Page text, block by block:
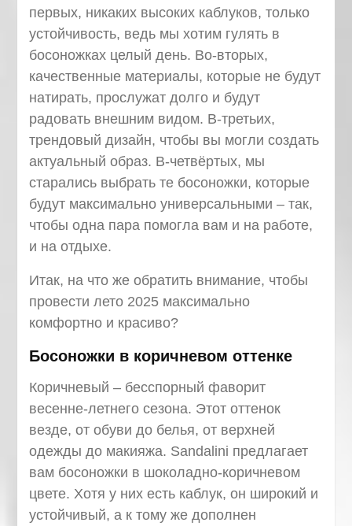
первых, никаких высоких каблуков, только
устойчивость, ведь мы хотим гулять в
босоножках целый день. Во-вторых,
качественные материалы, которые не будут
натирать, прослужат долго и будут
радовать внешним видом. В-третьих,
трендовый дизайн, чтобы вы могли создать
актуальный образ. В-четвёртых, мы
старались выбрать те босоножки, которые
будут максимально универсальными – так,
чтобы одна пара помогла вам и на работе,
и на отдыхе.
Итак, на что же обратить внимание, чтобы
провести лето 2025 максимально
комфортно и красиво?
Босоножки в коричневом оттенке
Коричневый – бесспорный фаворит
весенне-летнего сезона. Этот оттенок
везде, от обуви до белья, от верхней
одежды до макияжа. Sandalini предлагает
вам босоножки в шоколадно-коричневом
цвете. Хотя у них есть каблук, он широкий и
устойчивый, а к тому же дополнен